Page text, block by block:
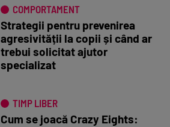
COMPORTAMENT
Strategii pentru prevenirea
agresivității la copii și când ar
trebui solicitat ajutor
specializat
TIMP LIBER
Cum se joacă Crazy Eights: